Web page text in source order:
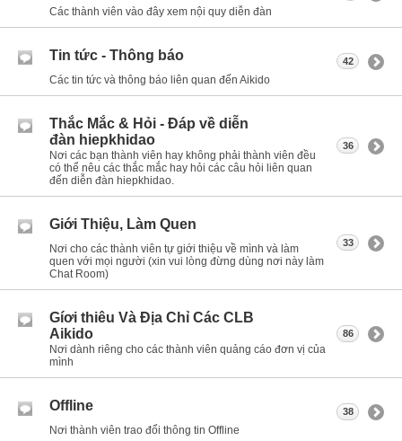
Các thành viên vào đây xem nội quy diễn đàn
Tin tức - Thông báo
Các tin tức và thông báo liên quan đến Aikido
42
Thắc Mắc & Hỏi - Đáp về diễn
đàn hiepkhidao
Nơi các bạn thành viên hay không phải thành viên đều
có thể nêu các thắc mắc hay hỏi các câu hỏi liên quan
đến diễn đàn hiepkhidao.
36
Giới Thiệu, Làm Quen
Nơi cho các thành viên tự giới thiệu về mình và làm
quen với mọi người (xin vui lòng đừng dùng nơi này làm
Chat Room)
33
Gíơi thiêu Và Địa Chỉ Các CLB
Aikido
Nơi dành riêng cho các thành viên quảng cáo đơn vị của
mình
86
Offline
Nơi thành viên trao đổi thông tin Offline
38